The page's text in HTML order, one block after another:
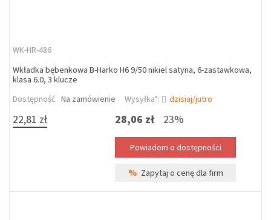
WK-HR-486
Wkładka bębenkowa B-Harko H6 9/50 nikiel satyna, 6-zastawkowa,
klasa 6.0, 3 klucze
Dostępność Na zamówienie Wysyłka*: dzisiaj/jutro
22,81 zł 28,06 zł 23%
% Zapytaj o cenę dla firm